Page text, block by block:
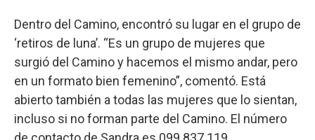
Dentro del Camino, encontró su lugar en el grupo de
‘retiros de luna’. “Es un grupo de mujeres que
surgió del Camino y hacemos el mismo andar, pero
en un formato bien femenino”, comentó. Está
abierto también a todas las mujeres que lo sientan,
incluso si no forman parte del Camino. El número